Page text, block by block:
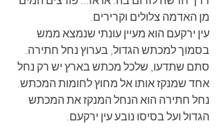
מן האדמה צלולים וקרירים.
עין ירקעם הוא מעיין עונתי שנמצא ממש
בסמוך למכתש הגדול, בערוץ נחל חתירה.
סתם שתדעו, שלכל מכתש בארץ יש רק נחל
אחד שמנקז אותו אל מחוץ לחומות המכתש.
נחל חתירה הוא הנחל המנקז את המכתש
הגדול ועל בסיסו נובע עין ירקעם.